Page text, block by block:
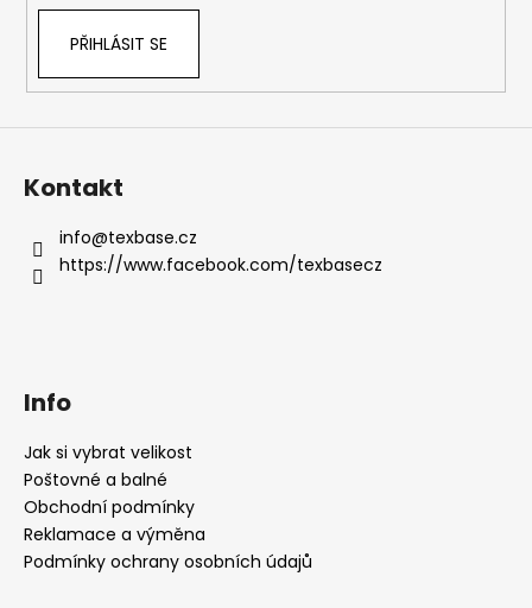
PŘIHLÁSIT SE
Kontakt
info@texbase.cz
https://www.facebook.com/texbasecz
Info
Jak si vybrat velikost
Poštovné a balné
Obchodní podmínky
Reklamace a výměna
Podmínky ochrany osobních údajů